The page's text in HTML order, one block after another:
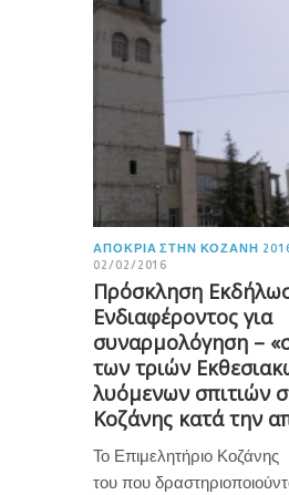
ΑΠΟΚΡΙΆ ΣΤΗΝ ΚΟΖΆΝΗ
02/02/2016
Πρόσκληση
Ενδιαφέροντος για
συναρμολόγηση –
των τριών
λυόμενων σπιτιών
Κοζάνης κατά την
Το Επιμελητήριο Κοζάνης
του που